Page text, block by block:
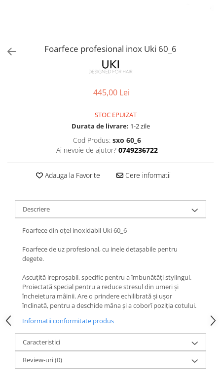
Foarfece profesional inox Uki 60_6
445,00 Lei
STOC EPUIZAT
Durata de livrare: 1-2 zile
Cod Produs: sxo 60_6
Ai nevoie de ajutor? 0749236722
Adauga la Favorite Cere informatii
Descriere
Foarfece din oţel inoxidabil Uki 60_6
Foarfece de uz profesional, cu inele detaşabile pentru
degete.
Ascuţită ireproşabil, specific pentru a îmbunătăţi stylingul.
Proiectată special pentru a reduce stresul din umeri şi
încheietura mâinii. Are o prindere echilibrată şi uşor
înclinată, pentru a deschide mâna şi a coborî poziția cotului.
Informatii conformitate produs
Caracteristici
Review-uri(0)